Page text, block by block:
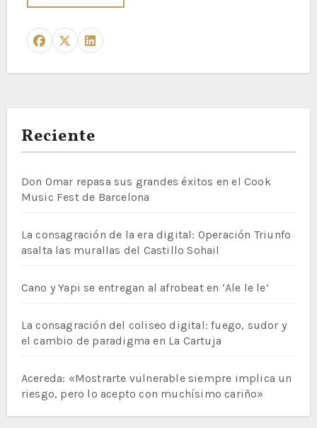
Reciente
Don Omar repasa sus grandes éxitos en el Cook
Music Fest de Barcelona
La consagración de la era digital: Operación Triunfo
asalta las murallas del Castillo Sohail
Cano y Yapi se entregan al afrobeat en ‘Ale le le’
La consagración del coliseo digital: fuego, sudor y
el cambio de paradigma en La Cartuja
Acereda: «Mostrarte vulnerable siempre implica un
riesgo, pero lo acepto con muchísimo cariño»